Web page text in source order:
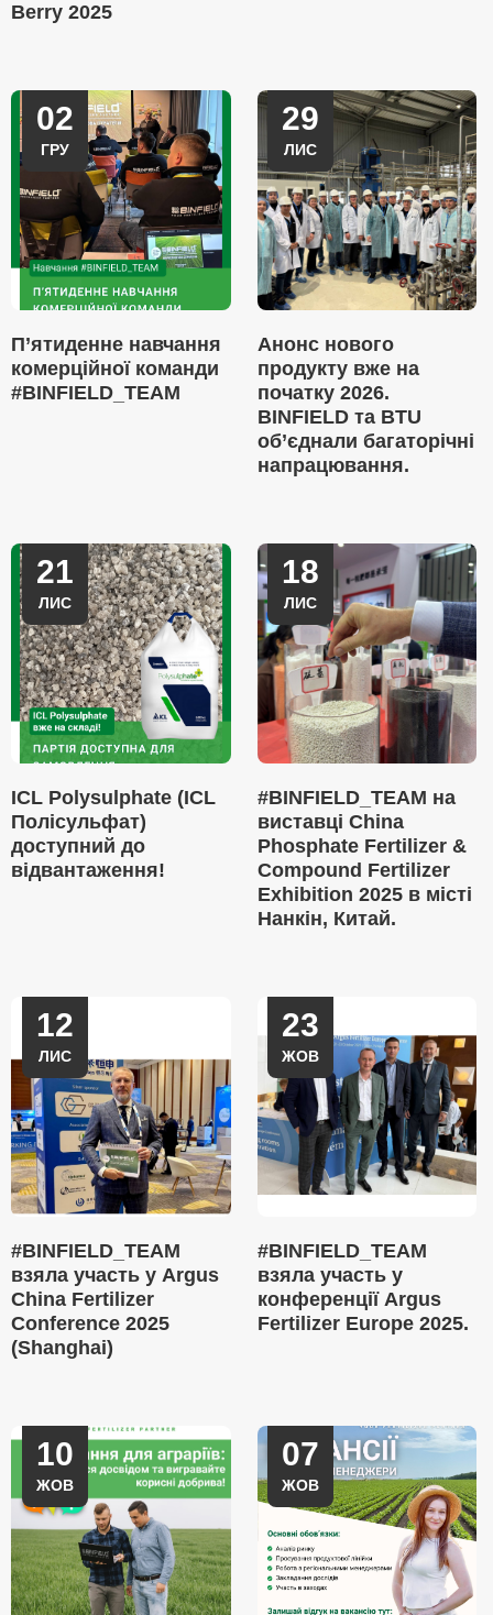
Berry 2025
02
ГРУ
П’ятиденне навчання
комерційної команди
#BINFIELD_TEAM
29
ЛИС
Анонс нового
продукту вже на
початку 2026.
BINFIELD та BTU
об’єднали багаторічні
напрацювання.
21
ЛИС
ICL Polysulphate (ICL
Полісульфат)
доступний до
відвантаження!
18
ЛИС
#BINFIELD_TEAM на
виставці China
Phosphate Fertilizer &
Compound Fertilizer
Exhibition 2025 в місті
Нанкін, Китай.
12
ЛИС
#BINFIELD_TEAM
взяла участь у Argus
China Fertilizer
Conference 2025
(Shanghai)
23
ЖОВ
#BINFIELD_TEAM
взяла участь у
конференції Argus
Fertilizer Europe 2025.
10
ЖОВ
07
ЖОВ